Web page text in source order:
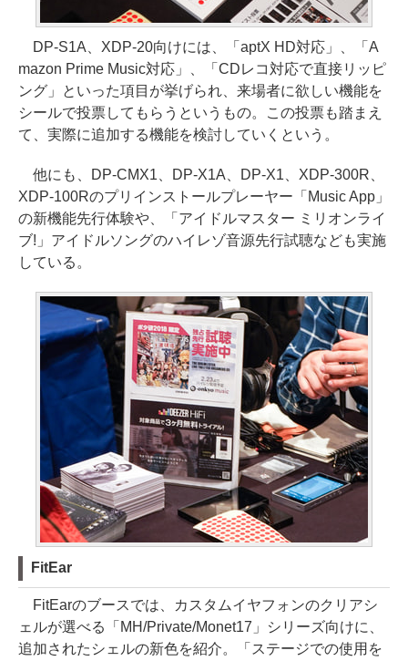
DP-S1A、XDP-20向けには、「aptX HD対応」、「A
mazon Prime Music対応」、「CDレコ対応で直接リッピ
ング」といった項目が挙げられ、来場者に欲しい機能を
シールで投票してもらうというもの。この投票も踏まえ
て、実際に追加する機能を検討していくという。
他にも、DP-CMX1、DP-X1A、DP-X1、XDP-300R、
XDP-100Rのプリインストールプレーヤー「Music App」
の新機能先行体験や、「アイドルマスター ミリオンライ
ブ!」アイドルソングのハイレゾ音源先行試聴なども実施
している。
FitEar
FitEarのブースでは、カスタムイヤフォンのクリアシ
ェルが選べる「MH/Private/Monet17」シリーズ向けに、
追加されたシェルの新色を紹介。「ステージでの使用を